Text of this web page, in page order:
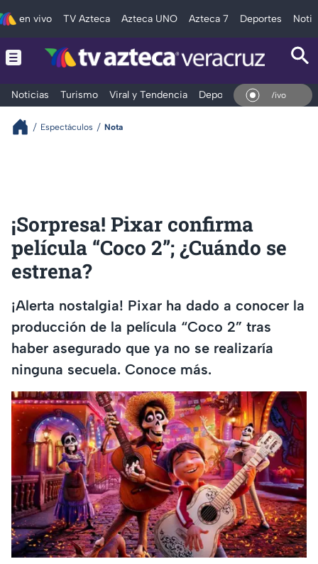
en vivo TV Azteca Azteca UNO Azteca 7 Deportes
Noticias Turismo Viral y Tendencia Deportes Espectáculos
En Vivo
Espectáculos Nota
¡Sorpresa! Pixar confirma
película “Coco 2”; ¿Cuándo se
estrena?
¡Alerta nostalgia! Pixar ha dado a conocer la
producción de la película “Coco 2” tras
haber asegurado que ya no se realizaría
ninguna secuela. Conoce más.